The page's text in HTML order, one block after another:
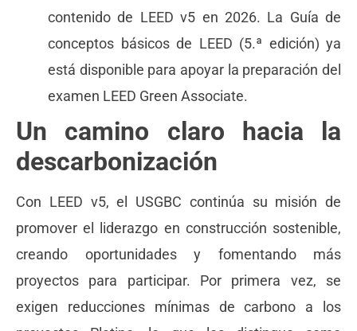
contenido de LEED v5 en 2026. La Guía de
conceptos básicos de LEED (5.ª edición) ya
está disponible para apoyar la preparación del
examen LEED Green Associate.
Un camino claro hacia la
descarbonización
Con LEED v5, el USGBC continúa su misión de
promover el liderazgo en construcción sostenible,
creando oportunidades y fomentando más
proyectos para participar. Por primera vez, se
exigen reducciones mínimas de carbono a los